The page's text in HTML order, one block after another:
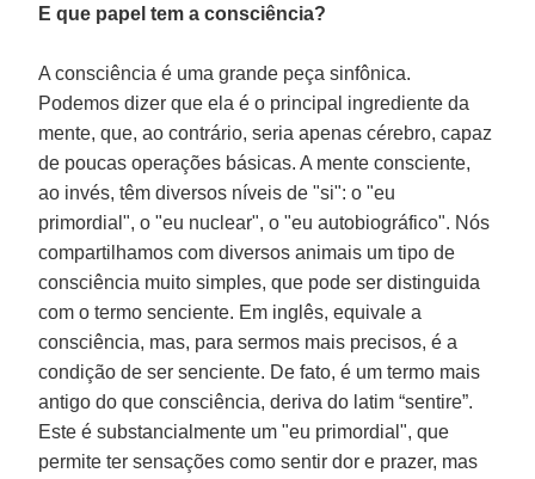
E que papel tem a consciência?
A consciência é uma grande peça sinfônica.
Podemos dizer que ela é o principal ingrediente da
mente, que, ao contrário, seria apenas cérebro, capaz
de poucas operações básicas. A mente consciente,
ao invés, têm diversos níveis de "si": o "eu
primordial", o "eu nuclear", o "eu autobiográfico". Nós
compartilhamos com diversos animais um tipo de
consciência muito simples, que pode ser distinguida
com o termo senciente. Em inglês, equivale a
consciência, mas, para sermos mais precisos, é a
condição de ser senciente. De fato, é um termo mais
antigo do que consciência, deriva do latim “sentire”.
Este é substancialmente um "eu primordial", que
permite ter sensações como sentir dor e prazer, mas